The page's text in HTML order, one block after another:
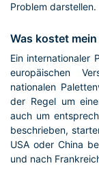
Problem darstellen.
Was kostet
Ein internationaler
europäischen
nationalen
der Regel um
auch um
beschrieben,
USA oder China
und nach